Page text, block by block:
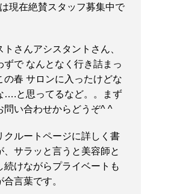
現在絶賛スタッフ募集中で
トさんアシスタントさん、
ずで なんとなく行き詰まっ
の春 サロンに入ったけどな
….と思ってるなど。。まず
問い合わせからどうぞ^ ^
クルートページに詳しく書
、サラッと言うと美容師と
続けながらプライベートも
言葉です。